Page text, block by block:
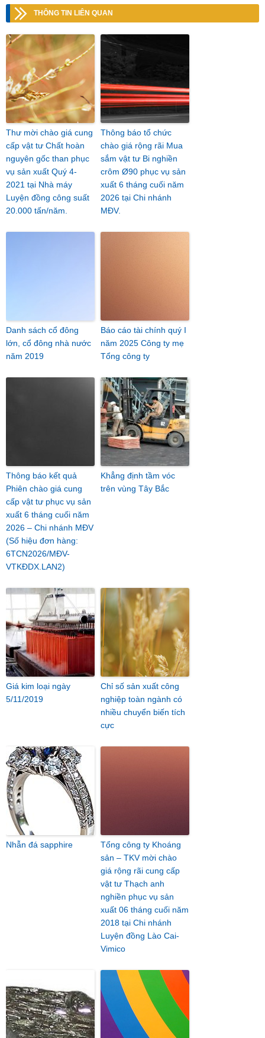
THÔNG TIN LIÊN QUAN
Thư mời chào giá cung
cấp vật tư Chất hoàn
nguyên gốc than phục
vụ sản xuất Quý 4-
2021 tại Nhà máy
Luyện đồng công suất
20.000 tấn/năm.
Thông báo tổ chức
chào giá rộng rãi Mua
sắm vật tư Bi nghiền
crôm Ø90 phục vụ sản
xuất 6 tháng cuối năm
2026 tại Chi nhánh
MĐV.
Danh sách cổ đông
lớn, cổ đông nhà nước
năm 2019
Báo cáo tài chính quý I
năm 2025 Công ty mẹ
Tổng công ty
Thông báo kết quả
Phiên chào giá cung
cấp vật tư phục vụ sản
xuất 6 tháng cuối năm
2026 – Chi nhánh MĐV
(Số hiệu đơn hàng:
6TCN2026/MĐV-
VTKĐDX.LAN2)
Khẳng định tầm vóc
trên vùng Tây Bắc
Giá kim loại ngày
5/11/2019
Chỉ số sản xuất công
nghiệp toàn ngành có
nhiều chuyển biến tích
cực
Nhẫn đá sapphire
Tổng công ty Khoáng
sản – TKV mời chào
giá rộng rãi cung cấp
vật tư Thạch anh
nghiền phục vụ sản
xuất 06 tháng cuối năm
2018 tại Chi nhánh
Luyện đồng Lào Cai-
Vimico